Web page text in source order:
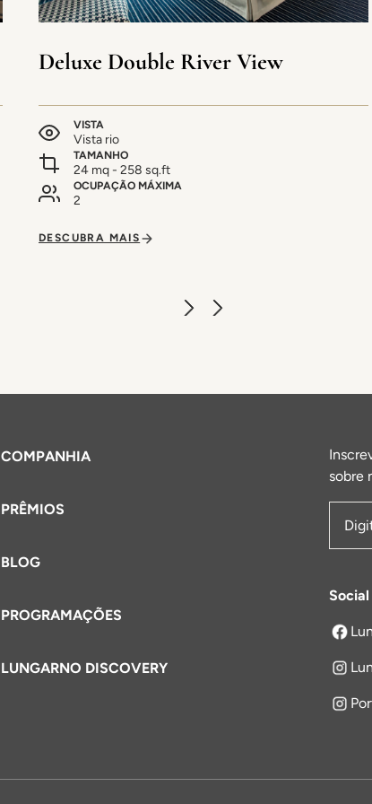
Deluxe Double River View
VISTA
Vista rio
TAMANHO
24 mq - 258 sq.ft
OCUPAÇÃO MÁXIMA
2
DESCUBRA MAIS
COMPANHIA
PRÊMIOS
BLOG
PROGRAMAÇÕES
LUNGARNO DISCOVERY
sobre
abre